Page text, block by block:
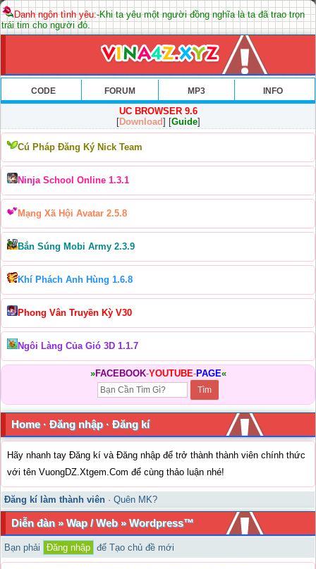
Danh ngôn tình yêu:-Khi ta yêu một người đồng nghĩa là ta đã trao trọn
trái tim cho người đó.
CODE FORUM MP3 INFO
UC BROWSER 9.6
[Download] [Guide]
Cú Pháp Đăng Ký Nick Team
Ninja School Online 1.3.1
Mạng Xã Hội Avatar 2.5.8
Bắn Súng Mobi Army 2.3.9
Khí Phách Anh Hùng 1.6.8
Phong Vân Truyền Kỳ V30
Ngôi Làng Của Gió 3D 1.1.7
»FACEBOOK-YOUTUBE-PAGE«
Home· Đăng nhập· Đăng kí
Hãy nhanh tay Đăng kí và Đăng nhập để trở thành thành viên chính thức
với tên VuongDZ.Xtgem.Com để cùng thảo luận nhé!
Đăng kí làm thành viên · Quên MK?
Diễn đàn»Wap / Web» Wordpress™
Bạn phải Đăng nhập để Tạo chủ đề mới